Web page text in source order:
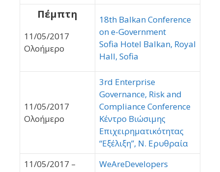
Πέμπτη
11/05/2017
Ολοήμερο
18th Balkan Conference
on e-Government
Sofia Hotel Balkan, Royal
Hall, Sofia
11/05/2017
Ολοήμερο
3rd Εnterprise
Governance, Risk and
Compliance Conference
Κέντρο Βιώσιμης
Επιχειρηματικότητας
“Εξέλιξη”, Ν. Ερυθραία
11/05/2017 –
WeAreDevelopers